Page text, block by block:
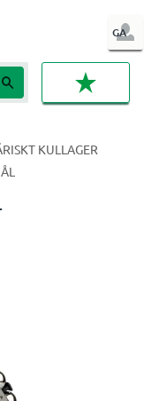
GA
IN
KULLAGER